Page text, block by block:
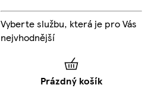
Vyberte službu, která je pro Vás
nejvhodnější
Prázdný košík